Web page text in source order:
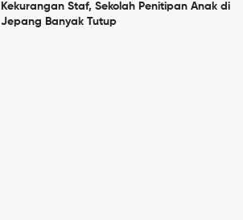
Kekurangan Staf, Sekolah Penitipan Anak di
Jepang Banyak Tutup